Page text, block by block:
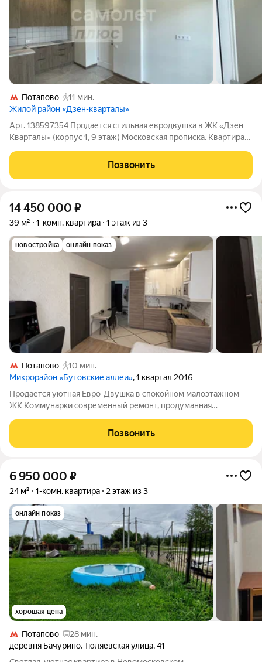
Потапово
11 мин.
Жилой район «Дзен-кварталы»
Арт. 138597354 Продается стильная евродвушка в ЖК «Дзен
Кварталы» (корпус 1, 9 этаж) Московская прописка. Квартира
зарегистрирован. В квартире выполнен качественный
современный ремонт с
Позвонить
14 450 000 ₽
39 м² 1-комн. квартира 1 этаж из 3
новостройка онлайн показ
Потапово
10 мин.
Микрорайон «Бутовские аллеи», 1 квартал 2016
Продаётся уютная Евро-Двушка в спокойном малоэтажном
ЖК Коммунарки современный ремонт, продуманная
приватность комфортная, парковка без проблем, школа с
садом в 3 минутах пешком. Собственник.
Позвонить
6 950 000 ₽
24 м² 1-комн. квартира 2 этаж из 3
онлайн показ
хорошая цена
Потапово
28 мин.
деревня Бачурино,Тюляевская улица,41